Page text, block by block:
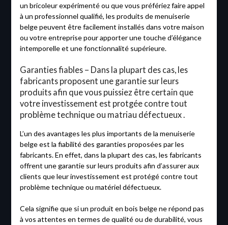
un bricoleur expérimenté ou que vous préfériez faire appel
à un professionnel qualifié, les produits de menuiserie
belge peuvent être facilement installés dans votre maison
ou votre entreprise pour apporter une touche d’élégance
intemporelle et une fonctionnalité supérieure.
Garanties fiables – Dans la plupart des cas, les
fabricants proposent une garantie sur leurs
produits afin que vous puissiez être certain que
votre investissement est protgée contre tout
problème technique ou matriau défectueux .
L’un des avantages les plus importants de la menuiserie
belge est la fiabilité des garanties proposées par les
fabricants. En effet, dans la plupart des cas, les fabricants
offrent une garantie sur leurs produits afin d’assurer aux
clients que leur investissement est protégé contre tout
problème technique ou matériel défectueux.
Cela signifie que si un produit en bois belge ne répond pas
à vos attentes en termes de qualité ou de durabilité, vous